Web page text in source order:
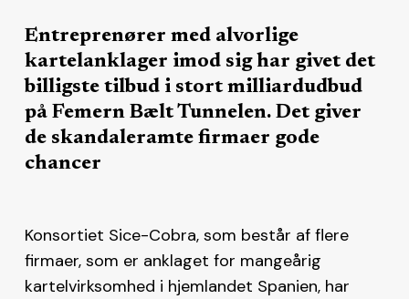
Entreprenører med alvorlige
kartelanklager imod sig har givet det
billigste tilbud i stort milliardudbud
på Femern Bælt Tunnelen. Det giver
de skandaleramte firmaer gode
chancer
Konsortiet Sice-Cobra, som består af flere
firmaer, som er anklaget for mangeårig
kartelvirksomhed i hjemlandet Spanien, har